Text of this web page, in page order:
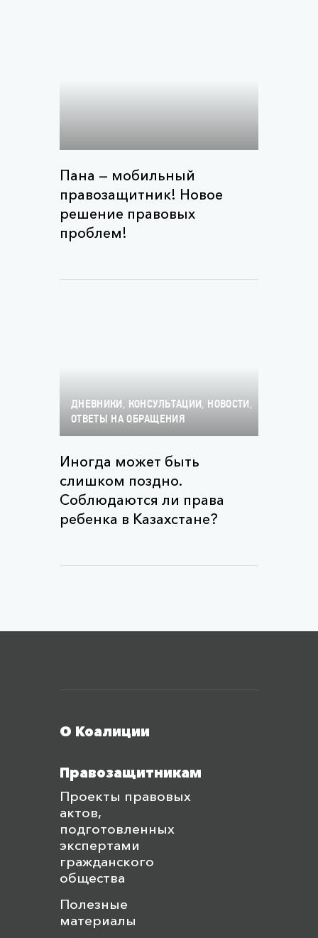
Пана — мобильный
правозащитник! Новое
решение правовых
проблем!
ДНЕВНИКИ , КОНСУЛЬТАЦИИ, НОВОСТИ ,
ОТВЕТЫ НА ОБРАЩЕНИЯ
Иногда может быть
слишком поздно.
Соблюдаются ли права
ребенка в Казахстане?
О Коалиции
Правозащитникам
Проекты правовых
актов,
подготовленных
экспертами
гражданского
общества
Полезные
материалы